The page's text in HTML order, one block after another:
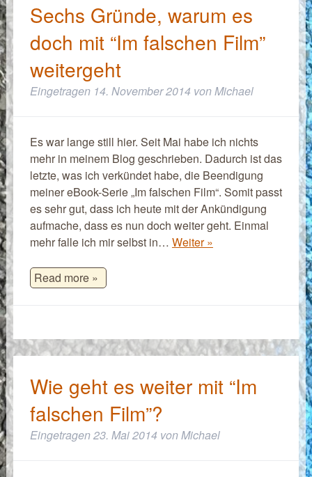
Sechs Gründe, warum es
doch mit “Im falschen Film”
weitergeht
Eingetragen 14. November 2014 vonMichael
Es war lange still hier. Seit Mai habe ich nichts
mehr in meinem Blog geschrieben. Dadurch ist das
letzte, was ich verkündet habe, die Beendigung
meiner eBook-Serie „Im falschen Film“. Somit passt
es sehr gut, dass ich heute mit der Ankündigung
aufmache, dass es nun doch weiter geht. Einmal
mehr falle ich mir selbst in… Weiter »
Read more »
Wie geht es weiter mit “Im
falschen Film”?
Eingetragen23. Mai 2014 vonMichael